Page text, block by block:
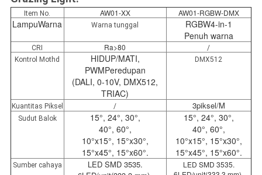
Item No. AW01-XX AW01-RGBW-DMX
LampuWarna Warna tunggal RGBW4-in-1
Penuh warna
CRI Ra>80
/
Kontrol Mothd
HIDUP/MATI,
PWMPeredupan
(DALI, 0-10V, DMX512,
TRIAC)
DMX512
Kuantitas Piksel / 3piksel/M
Sudut Balok
15°, 24°, 30°,
40°, 60°,
10°x15°, 15°x30°,
15°x45°, 15°x60°.
15°, 24°, 30°,
40°, 60°,
10°x15°, 15°x30°,
15°x45°, 15°x60°.
Sumber cahaya
LED SMD 3535.
LED SMD 3535.